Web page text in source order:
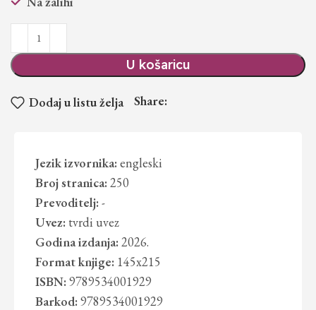
U košaricu
Dodaj u listu želja Share:
Jezik izvornika: engleski
Broj stranica: 250
Prevoditelj: -
Uvez: tvrdi uvez
Godina izdanja: 2026.
Format knjige: 145x215
ISBN: 9789534001929
Barkod: 9789534001929